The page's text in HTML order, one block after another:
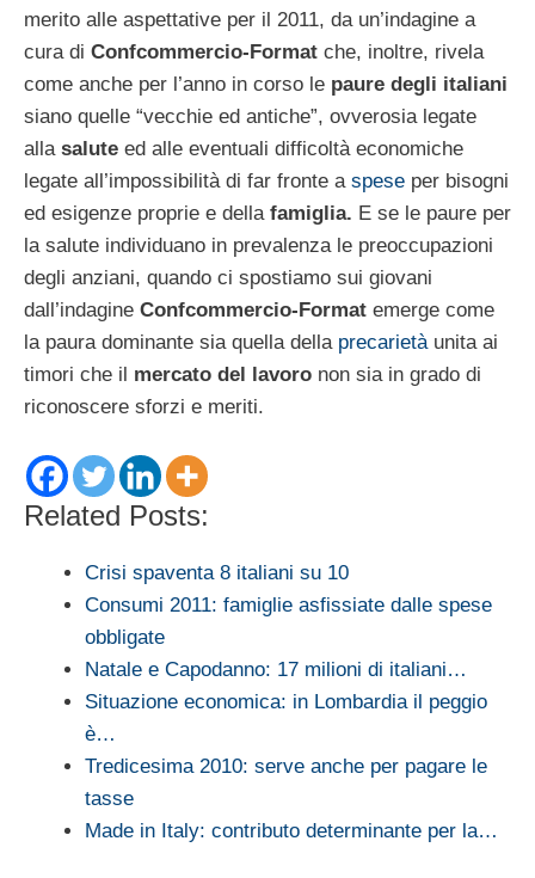
merito alle aspettative per il 2011, da un’indagine a
cura di Confcommercio-Format che, inoltre, rivela
come anche per l’anno in corso le paure degli italiani
siano quelle “vecchie ed antiche”, ovverosia legate
allasalute ed alle eventuali difficoltà economiche
legate all’impossibilità di far fronte a spese per bisogni
ed esigenze proprie e della famiglia. E se le paure per
la salute individuano in prevalenza le preoccupazioni
degli anziani, quando ci spostiamo sui giovani
dall’indagine Confcommercio-Format emerge come
la paura dominante sia quella della precarietàunita ai
timori che il mercato del lavoro non sia in grado di
riconoscere sforzi e meriti.
Related Posts:
Crisi spaventa 8 italiani su 10
Consumi 2011: famiglie asfissiate dalle spese
obbligate
Natale e Capodanno: 17 milioni di italiani…
Situazione economica: in Lombardia il peggio
è…
Tredicesima 2010: serve anche per pagare le
tasse
Made in Italy: contributo determinante per la…